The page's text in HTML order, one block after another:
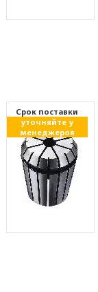
Cрок поставки
уточняйте у
менеджеров